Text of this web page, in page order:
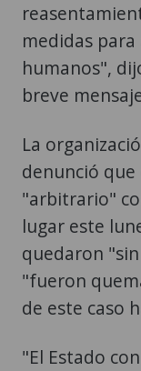
medidas
humanos",
breve
La
denunció
"arbitrario"
lugar este
quedaron
"fueron
de este caso
"El Estado